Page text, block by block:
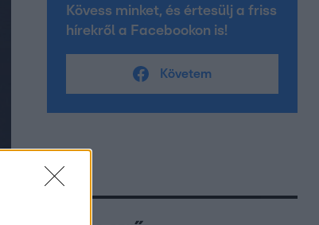
Kövess minket, és értesülj a friss
hírekről a Facebookon is!
Követem